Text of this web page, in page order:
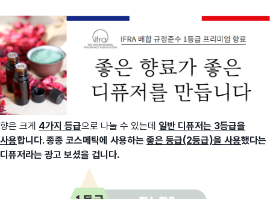
향은 크게 4가지 등급으로 나눌 수 있는데 일반 디퓨저는 3등급을
사용합니다. 종종 코스메틱에 사용하는 좋은 등급(2등급)을 사용했다는
디퓨저라는 광고 보셨을 겁니다.